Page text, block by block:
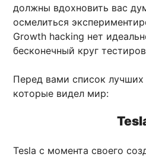
должны вдохновить вас
осмелиться
Growth hacking нет
бесконечный круг
Перед вами список лучших
которые видел мир:
Tesla с момента своего